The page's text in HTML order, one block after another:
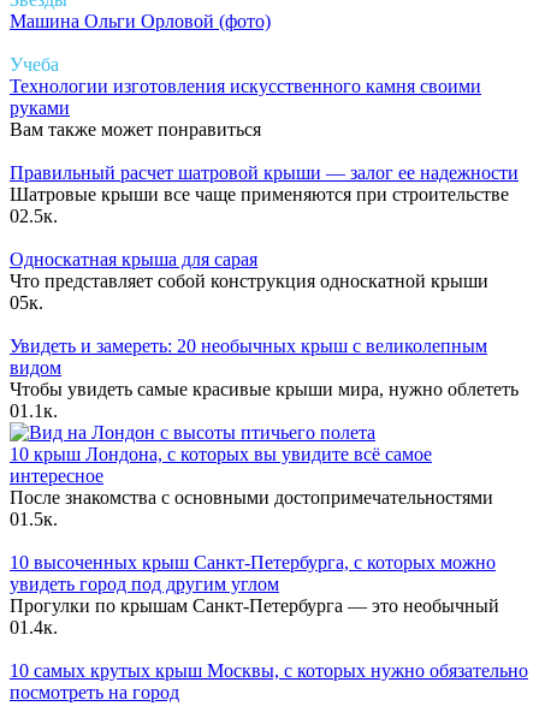
Машина Ольги Орловой (фото)
Учеба
Технологии изготовления искусственного камня своими
руками
Вам также может понравиться
Правильный расчет шатровой крыши — залог ее надежности
Шатровые крыши все чаще применяются при строительстве
02.5к.
Односкатная крыша для сарая
Что представляет собой конструкция односкатной крыши
05к.
Увидеть и замереть: 20 необычных крыш с великолепным
видом
Чтобы увидеть самые красивые крыши мира, нужно облететь
01.1к.
10 крыш Лондона, с которых вы увидите всё самое
интересное
После знакомства с основными достопримечательностями
01.5к.
10 высоченных крыш Санкт-Петербурга, с которых можно
увидеть город под другим углом
Прогулки по крышам Санкт-Петербурга — это необычный
01.4к.
10 самых крутых крыш Москвы, с которых нужно обязательно
посмотреть на город